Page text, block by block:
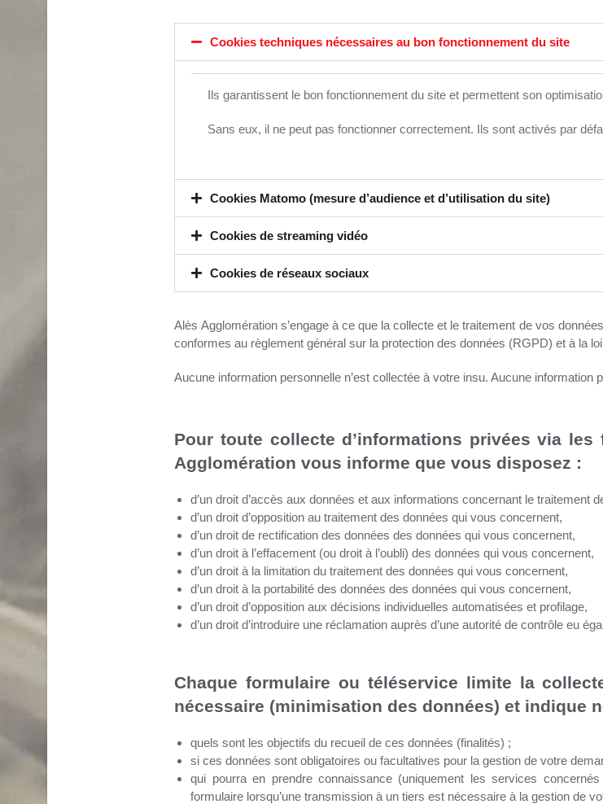
Cookies techniques nécessaires au bon fonctionnement du site
Ils garantissent le bon fonctionnement du site et permettent son
Sans eux, il ne peut pas fonctionner correctement. Ils sont activés par
Cookies Matomo (mesure d’audience et d’utilisation du site)
Cookies de streaming vidéo
Cookies de réseaux sociaux
Alès Agglomération s’engage à ce que la collecte et le traitement de vos
conformes au règlement général sur la protection des données (RGPD) et à la
Aucune information personnelle n’est collectée à votre insu. Aucune information
Pour toute collecte d’informations privées via
Agglomération vous informe que vous disposez :
d’un droit d’accès aux données et aux informations concernant le traitement
d’un droit d’opposition au traitement des données qui vous concernent,
d’un droit de rectification des données des données qui vous concernent,
d’un droit à l’effacement (ou droit à l’oubli) des données qui vous concernent,
d’un droit à la limitation du traitement des données qui vous concernent,
d’un droit à la portabilité des données des données qui vous concernent,
d’un droit d’opposition aux décisions individuelles automatisées et profilage,
d’un droit d’introduire une réclamation auprès d’une autorité de contrôle eu
Chaque formulaire ou téléservice limite la
nécessaire (minimisation des données) et indique
quels sont les objectifs du recueil de ces données (finalités) ;
si ces données sont obligatoires ou facultatives pour la gestion de votre
qui pourra en prendre connaissance (uniquement les services
formulaire lorsqu’une transmission à un tiers est nécessaire à la gestion de